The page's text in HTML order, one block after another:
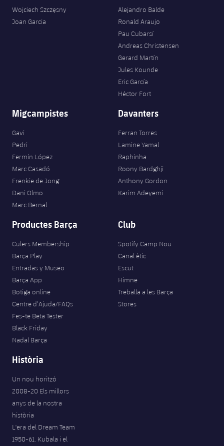
Wojciech Szczęsny
Joan Garcia
Alejandro Balde
Ronald Araujo
Pau Cubarsí
Andreas Christensen
Gerard Martín
Jules Kounde
Eric García
Héctor Fort
Migcampistes
Gavi
Pedri
Fermín López
Marc Casadó
Frenkie de Jong
Dani Olmo
Marc Bernal
Davanters
Ferran Torres
Lamine Yamal
Raphinha
Roony Bardghji
Anthony Gordon
Karim Adeyemi
Productes Barça
Culers Membership
Barça Play
Entradas y Museo
Barça App
Botiga online
Centre d’Ajuda/FAQs
Fes-te Beta Tester
Black Friday
Nadal Barça
Club
Spotify Camp Nou
Canal ètic
Escut
Himne
Treballa a les Barça
Stores
Història
Un nou horitzó
2008-20 Els millors
anys de la nostra
història
L'era del Dream Team
1950-61. Kubala i el